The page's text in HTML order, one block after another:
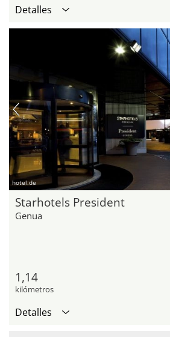
Detalles
hotel.de
Starhotels President
Genua
1,14
kilómetros
Detalles